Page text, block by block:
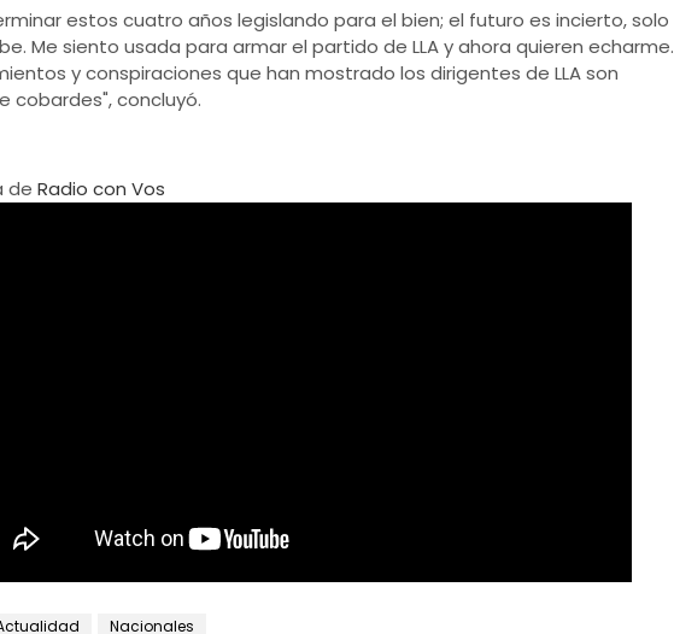
estos cuatro años legislando para el bien; el futuro es incierto, solo
Me siento usada para armar el partido de LLA y ahora quieren echarme.
y conspiraciones que han mostrado los dirigentes de LLA son
cobardes", concluyó.
de Radio con Vos
Nacionales